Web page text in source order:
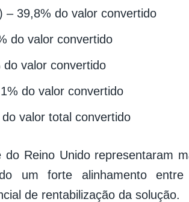
– 39,8% do valor convertido
do valor convertido
valor convertido
do valor convertido
valor total convertido
Reino Unido representaram
um forte alinhamento
de rentabilização da solução.